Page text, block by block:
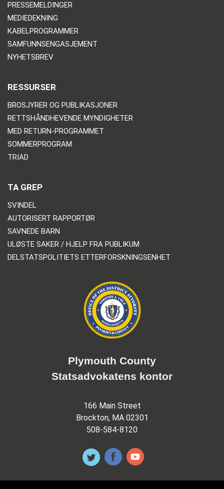
PRESSEMELDINGER
MEDIEDEKNING
KABELPROGRAMMER
SAMFUNNSENGASJEMENT
NYHETSBREV
RESSURSER
BROSJYRER OG PUBLIKASJONER
RETTSHÅNDHEVENDE MYNDIGHETER
MED RETURN-PROGRAMMET
SOMMERPROGRAM
TRIAD
TA GREP
SVINDEL
AUTORISERT RAPPORTØR
SAVNEDE BARN
ULØSTE SAKER / HJELP FRA PUBLIKUM
DELSTATSPOLITIETS ETTERFORSKNINGSENHET
Plymouth County
Statsadvokatens kontor
166 Main Street
Brockton, MA 02301
508-584-8120